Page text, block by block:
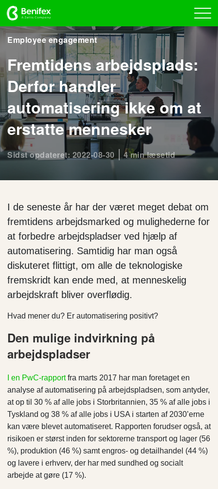
Employee engagement
Fremtidens arbejdsplads:
Derfor handler
automatisering ikke om at
erstatte mennesker
Sidst opdateret: 2022-08-30 4 min læsetid
I de seneste år har der været meget debat om
fremtidens arbejdsmarked og mulighederne for
at forbedre arbejdspladser ved hjælp af
automatisering. Samtidig har man også
diskuteret flittigt, om alle de teknologiske
fremskridt kan ende med, at menneskelig
arbejdskraft bliver overflødig.
Hvad mener du? Er automatisering positivt?
Den mulige indvirkning på
arbejdspladser
I en PwC-rapportfra marts 2017 har man foretaget en
analyse af automatisering på arbejdspladsen, som antyder,
at op til 30 % af alle jobs i Storbritannien, 35 % af alle jobs i
Tyskland og 38 % af alle jobs i USA i starten af 2030’erne
kan være blevet automatiseret. Rapporten forudser også, at
risikoen er størst inden for sektorerne transport og lager (56
%), produktion (46 %) samt engros- og detailhandel (44 %)
og lavere i erhverv, der har med sundhed og socialt
arbejde at gøre (17 %).